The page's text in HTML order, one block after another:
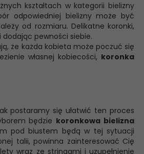
kształtach w kategorii bielizny
odpowiedniej bielizny może być
od rozmiaru. Delikatne koronki,
pewności siebie.
że każda kobieta może poczuć się
własnej kobiecości, koronka
postaramy się ułatwić ten proces
będzie koronkowa bielizna
pod biustem będą w tej sytuacji
talii, powinna zainteresować Cię
wraz ze stringami i uzupełnienie